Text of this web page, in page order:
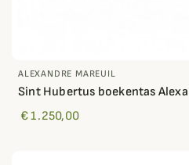
ALEXANDRE MAREUIL
Sint Hubertus boekentas
€ 1.250,00